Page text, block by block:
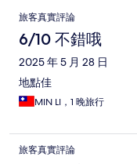
評
論
旅客真實評論
6/10 不錯哦
2025 年 5 月 28 日
地點佳
MIN LI，1 晚旅行
旅客真實評論